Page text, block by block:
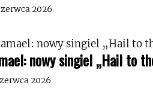
2026
nowy singiel „Hail to
2026